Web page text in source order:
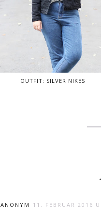
OUTFIT: SILVER NIKES
ANONYM 11. FEBRUAR 2016